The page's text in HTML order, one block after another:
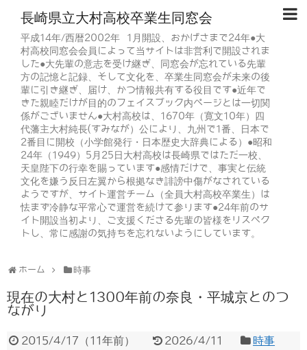
長崎県立大村高校卒業生同窓会
平成14年/西暦2002年 1月開設、おかげさまで24年●大
村高校同窓会会員によって当サイトは非営利で開設されま
した●大先輩の意志を受け継ぎ、同窓会が忘れている先輩
方の記憶と記録、そして文化を、卒業生同窓会が未来の後
輩に引き継ぎ、届け、かつ情報共有する役目です●近年で
きた親睦だけが目的のフェイスブック内ページとは一切関
係がございません●大村高校は、1670年（寛文10年）四
代藩主大村純長(すみなが）公により、九州で1番、日本で
2番目に開校（小学館発行・日本歴史大辞典による）●昭和
24年（1949）5月25日大村高校は長崎県ではただ一校、
天皇陛下の行幸を賜っています●感情だけで、事実と伝統
文化を嫌う反日左翼から根拠なき誹謗中傷がなされている
ようですが、サイト運営チーム（全員大村高校卒業生）は
怯まず冷静な平常心で運営を続けて参ります●24年前のサ
イト開設当初より、ご支援くださる先輩の皆様をリスペク
トし、常に感謝の気持ちを忘れないようにしています。
ホーム 時事
現在の大村と1300年前の奈良・平城京とのつ
ながり
2015/4/17 （11年前） 2026/4/11 時事